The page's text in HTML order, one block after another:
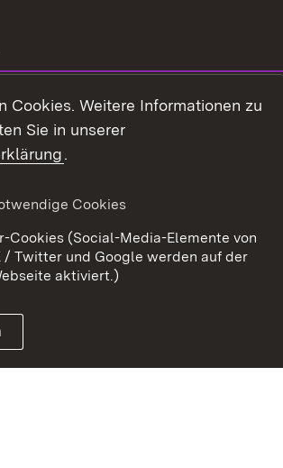
Barrierefreiheit
Cookies
Cookies. Weitere Informationen zu
Sie in unserer
.
Cookies
Cookies (Social-Media-Elemente von
/ Twitter und Google werden auf der
aktiviert.)